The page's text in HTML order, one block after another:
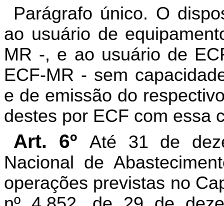
Parágrafo único. O
ao usuário de
MR -, e ao usuário de
ECF-MR - sem
e de emissão do
destes por ECF com essa
Art. 6ºAté 31 de
Nacional de
operações previstas no